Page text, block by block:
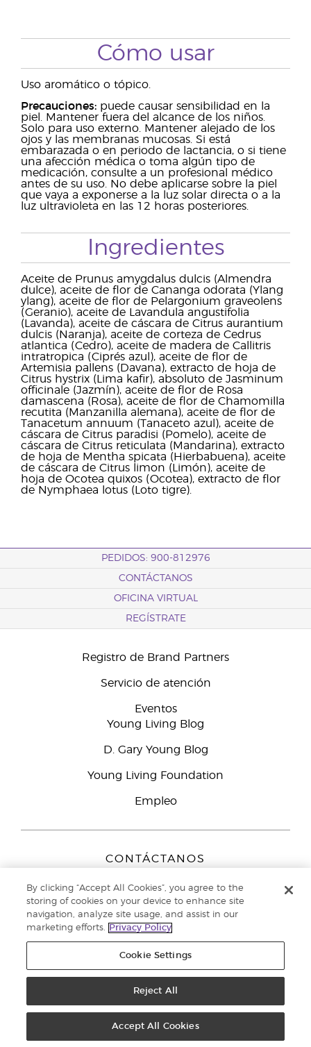
Cómo usar
Uso aromático o tópico.
Precauciones: puede causar sensibilidad en la
piel. Mantener fuera del alcance de los niños.
Solo para uso externo. Mantener alejado de los
ojos y las membranas mucosas. Si está
embarazada o en periodo de lactancia, o si tiene
una afección médica o toma algún tipo de
medicación, consulte a un profesional médico
antes de su uso. No debe aplicarse sobre la piel
que vaya a exponerse a la luz solar directa o a la
luz ultravioleta en las 12 horas posteriores.
Ingredientes
Aceite de Prunus amygdalus dulcis (Almendra
dulce), aceite de flor de Cananga odorata (Ylang
ylang), aceite de flor de Pelargonium graveolens
(Geranio), aceite de Lavandula angustifolia
(Lavanda), aceite de cáscara de Citrus aurantium
dulcis (Naranja), aceite de corteza de Cedrus
atlantica (Cedro), aceite de madera de Callitris
intratropica (Ciprés azul), aceite de flor de
Artemisia pallens (Davana), extracto de hoja de
Citrus hystrix (Lima kafir), absoluto de Jasminum
officinale (Jazmín), aceite de flor de Rosa
damascena (Rosa), aceite de flor de Chamomilla
recutita (Manzanilla alemana), aceite de flor de
Tanacetum annuum (Tanaceto azul), aceite de
cáscara de Citrus paradisi (Pomelo), aceite de
cáscara de Citrus reticulata (Mandarina), extracto
de hoja de Mentha spicata (Hierbabuena), aceite
de cáscara de Citrus limon (Limón), aceite de
hoja de Ocotea quixos (Ocotea), extracto de flor
de Nymphaea lotus (Loto tigre).
PEDIDOS: 900-812976
CONTÁCTANOS
OFICINA VIRTUAL
REGÍSTRATE
Registro de Brand Partners
Servicio de atención
Eventos
Young Living Blog
D. Gary Young Blog
Young Living Foundation
Empleo
CONTÁCTANOS
Peizerweg 97
9727 AJ Groningen
Netherlands
Servicio de atención:900-812976
reservados. |Política de privacidad
By clicking “Accept All Cookies”, you agree to the
storing of cookies on your device to enhance site
navigation, analyze site usage, and assist in our
marketing efforts.
Privacy Policy
Cookie Settings
Reject All
Accept All Cookies